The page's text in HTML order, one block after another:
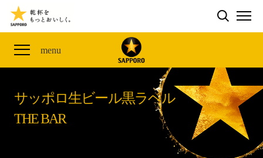
検索する
menu
THE PERFECT 黒ラベル WAGON 出展FES
ザ・パーフェクト黒ラベル アワード
「満天☆青空レストラン」コラボキャンペーン
山本由伸選手応援プロジェクト「GET A STAR
YOSHINOBU」
黒ラベル×『エヴァンゲリオン』30th Anniv.
サッポロ生ビール黒ラベル 『THE STAR JAM』
サッポロ生ビール黒ラベル
オカズデザインが提案する
ザ・パーフェクト黒ラベル
サッポロ生ビール黒ラベル THE BAR
ザ・パーフェクト黒ラベルが飲めるお店
CLUB 黒ラベル
サッポロ生ビール黒ラベル
THE BAR